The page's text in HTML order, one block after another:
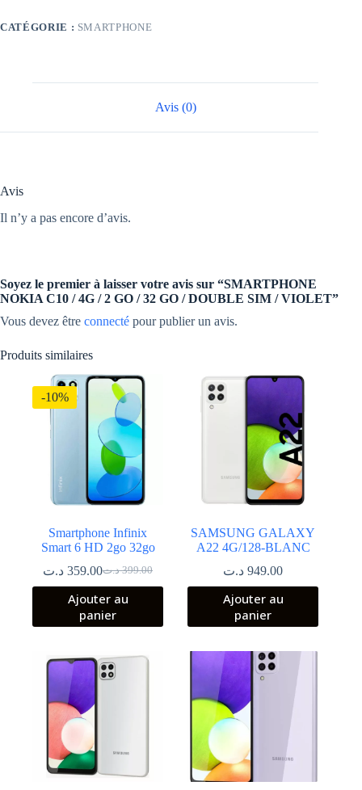
/
DOUBLE
CATÉGORIE : SMARTPHONE
Avis (0)
Avis
Il n’y a pas encore d’avis.
Soyez le premier à laisser votre avis sur “SMARTPHONE
NOKIA C10 / 4G / 2 GO / 32 GO / DOUBLE SIM / VIOLET”
Vous devez être connecté pour publier un avis.
Produits similaires
-10%
Smartphone Infinix
Smart 6 HD 2go 32go
399.00 د.تLe
prix
initial
était :
359.00 د.ت
Le
prix
actuel
est :
Ajouter au
panier
SAMSUNG GALAXY
A22 4G/128-BLANC
949.00 د.ت
Ajouter au
panier